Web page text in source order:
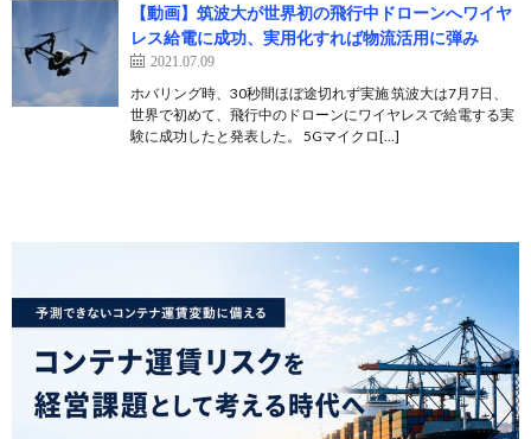
【動画】筑波大が世界初の飛行中ドローンへワイヤ
レス給電に成功、実用化すれば物流活用に弾み
2021.07.09
ホバリング時、30秒間ほぼ途切れず実施 筑波大は7月7日、
世界で初めて、飛行中のドローンにワイヤレスで給電する実
験に成功したと発表した。 5Gマイクロ[…]